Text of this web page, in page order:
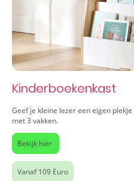
Kinderboekenkast
Geef je kleine lezer een eigen
met 3 vakken.
Bekijk hier
Vanaf 109 Euro